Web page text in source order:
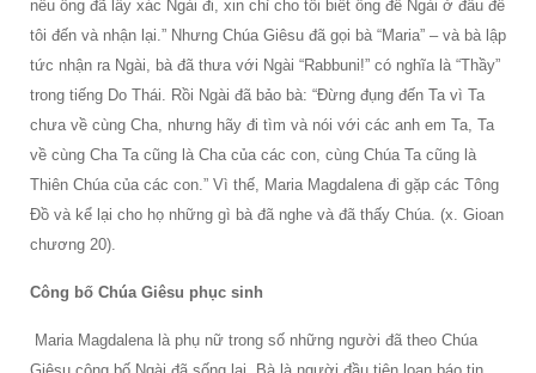
nếu ông đã lấy xác Ngài đi, xin chỉ cho tôi biết ông để Ngài ở đâu để
tôi đến và nhận lại.” Nhưng Chúa Giêsu đã gọi bà “Maria” – và bà lập
tức nhận ra Ngài, bà đã thưa với Ngài “Rabbuni!” có nghĩa là “Thầy”
trong tiếng Do Thái. Rồi Ngài đã bảo bà: “Đừng đụng đến Ta vì Ta
chưa về cùng Cha, nhưng hãy đi tìm và nói với các anh em Ta, Ta
về cùng Cha Ta cũng là Cha của các con, cùng Chúa Ta cũng là
Thiên Chúa của các con.” Vì thế, Maria Magdalena đi gặp các Tông
Đồ và kể lại cho họ những gì bà đã nghe và đã thấy Chúa. (x. Gioan
chương 20).
Công bố Chúa Giêsu phục sinh
Maria Magdalena là phụ nữ trong số những người đã theo Chúa